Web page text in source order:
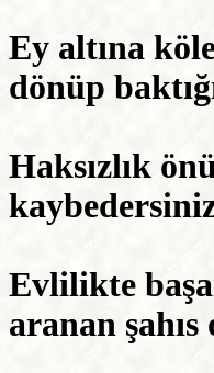
Ey altına
dönüp
Haksızlık
Evlilikte
aranan